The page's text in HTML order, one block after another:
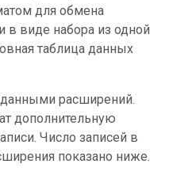
для обмена
в виде набора из одной
таблица данных
расширений.
дополнительную
Число записей в
показано ниже.